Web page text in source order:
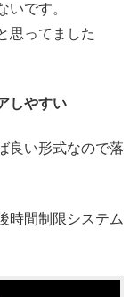
いです。
思ってました
しやすい
良い形式なので落
時間制限システム